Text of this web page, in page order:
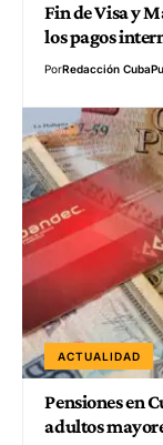
Fin de Visa y
los pagos
PorRedacción
ACTUALIDAD
Pensiones en
adultos